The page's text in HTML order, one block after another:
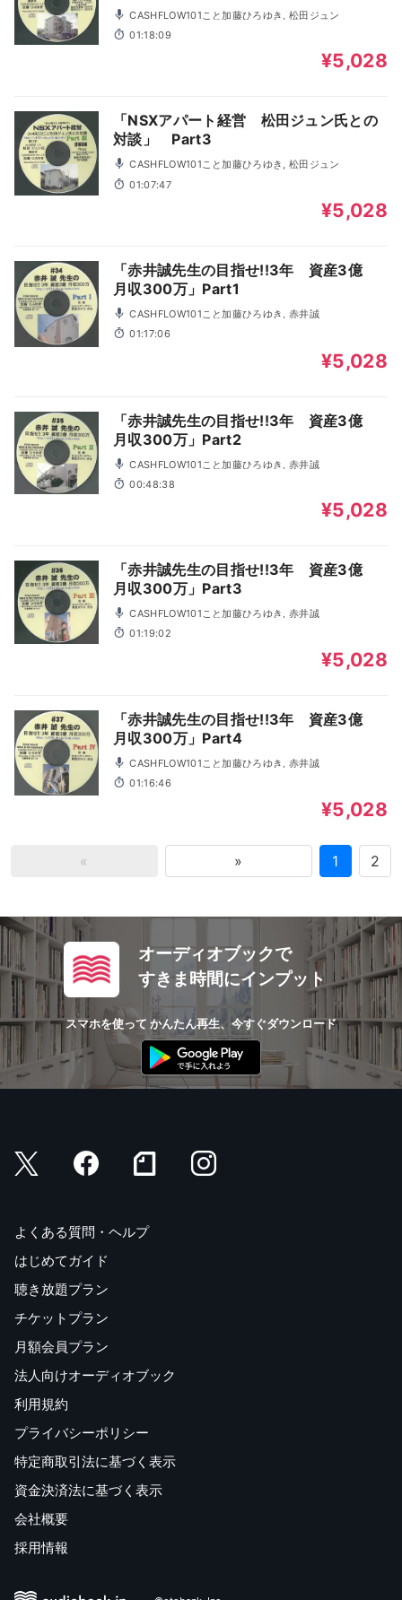
CASHFLOW101こと加藤ひろゆき, 松田ジュン
01:18:09
¥5,028
「NSXアパート経営 松田ジュン氏との
対談」 Part3
CASHFLOW101こと加藤ひろゆき, 松田ジュン
01:07:47
¥5,028
「赤井誠先生の目指せ!!3年 資産3億
月収300万」Part1
CASHFLOW101こと加藤ひろゆき, 赤井誠
01:17:06
¥5,028
「赤井誠先生の目指せ!!3年 資産3億
月収300万」Part2
CASHFLOW101こと加藤ひろゆき, 赤井誠
00:48:38
¥5,028
「赤井誠先生の目指せ!!3年 資産3億
月収300万」Part3
CASHFLOW101こと加藤ひろゆき, 赤井誠
01:19:02
¥5,028
「赤井誠先生の目指せ!!3年 資産3億
月収300万」Part4
CASHFLOW101こと加藤ひろゆき, 赤井誠
01:16:46
¥5,028
« » 1 2
オーディオブックで
すきま時間にインプット
スマホを使って かんたん再生、今すぐダウンロード
よくある質問・ヘルプ
はじめてガイド
聴き放題プラン
チケットプラン
月額会員プラン
法人向けオーディオブック
利用規約
プライバシーポリシー
特定商取引法に基づく表示
資金決済法に基づく表示
会社概要
採用情報